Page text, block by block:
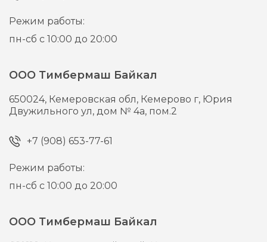
Режим работы:
пн-сб с 10:00 до 20:00
ООО Тимбермаш Байкал
650024, Кемеровская обл, Кемерово г, Юрия
Двужильного ул, дом № 4а, пом.2
+7 (908) 653-77-61
Режим работы:
пн-сб с 10:00 до 20:00
ООО Тимбермаш Байкал